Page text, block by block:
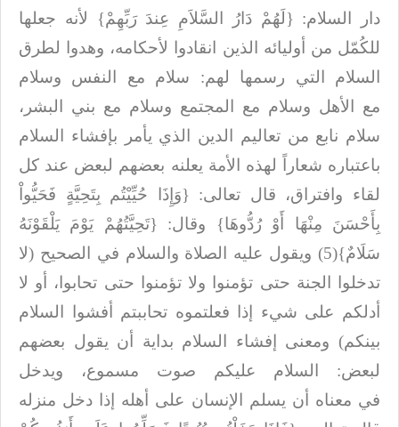
دار السلام: {لَهُمْ دَارُ السَّلاَمِ عِندَ رَبِّهِمْ} لأنه جعلها
للكُمّل من أوليائه
الذين انقادوا لأحكامه، وهدوا لطرق
السلام التي رسمها لهم: سلام مع النفس وسلام
مع
الأهل وسلام مع المجتمع وسلام مع بني البشر،
سلام نابع من تعاليم الدين الذي يأمر
بإفشاء السلام
باعتباره شعاراً لهذه الأمة يعلنه بعضهم لبعض عند كل
لقاء وافتراق،
قال تعالى: {وَإِذَا حُيِّيْتُم بِتَحِيَّةٍ فَحَيُّواْ
بِأَحْسَنَ مِنْهَا أَوْ رُدُّوهَا} وقال: {تَحِيَّتُهُمْ يَوْمَ يَلْقَوْنَهُ
سَلَامٌ}(5) ويقول عليه الصلاة والسلام في الصحيح (لا
تدخلوا الجنة حتى تؤمنوا ولا تؤمنوا حتى تحابوا، أو لا
أدلكم على شيء إذا فعلتموه تحاببتم أفشوا السلام
بينكم) ومعنى إفشاء السلام بداية أن يقول بعضهم
لبعض: السلام عليكم صوت مسموع، ويدخل
في معناه أن يسلم الإنسان على أهله إذا دخل منزله